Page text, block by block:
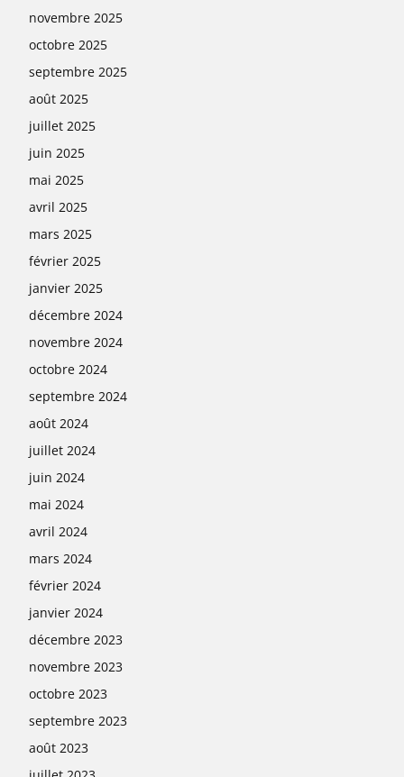
novembre 2025
octobre 2025
septembre 2025
août 2025
juillet 2025
juin 2025
mai 2025
avril 2025
mars 2025
février 2025
janvier 2025
décembre 2024
novembre 2024
octobre 2024
septembre 2024
août 2024
juillet 2024
juin 2024
mai 2024
avril 2024
mars 2024
février 2024
janvier 2024
décembre 2023
novembre 2023
octobre 2023
septembre 2023
août 2023